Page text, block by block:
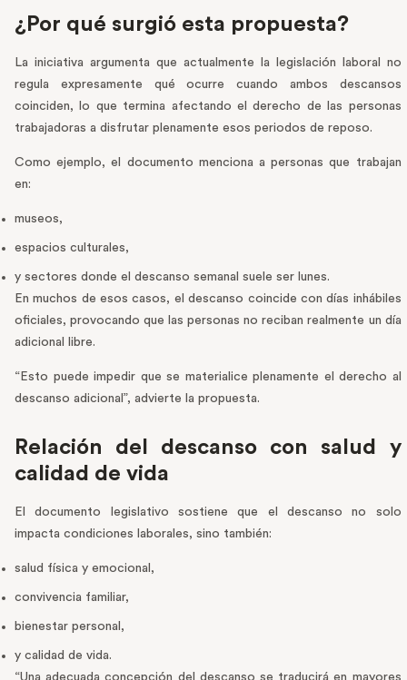
¿Por qué surgió esta propuesta?
La iniciativa argumenta que actualmente la legislación laboral no
regula expresamente qué ocurre cuando ambos descansos
coinciden, lo que termina afectando el derecho de las personas
trabajadoras a disfrutar plenamente esos periodos de reposo.
Como ejemplo, el documento menciona a personas que trabajan
en:
museos,
espacios culturales,
y sectores donde el descanso semanal suele ser lunes.
En muchos de esos casos, el descanso coincide con días inhábiles
oficiales, provocando que las personas no reciban realmente un día
adicional libre.
“Esto puede impedir que se materialice plenamente el derecho al
descanso adicional”, advierte la propuesta.
Relación del descanso con salud y
calidad de vida
El documento legislativo sostiene que el descanso no solo
impacta condiciones laborales, sino también:
salud física y emocional,
convivencia familiar,
bienestar personal,
y calidad de vida.
“Una adecuada concepción del descanso se traducirá en mayores